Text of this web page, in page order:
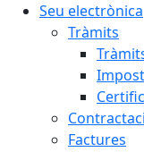
Seu electrònica
Tràmits
Factures